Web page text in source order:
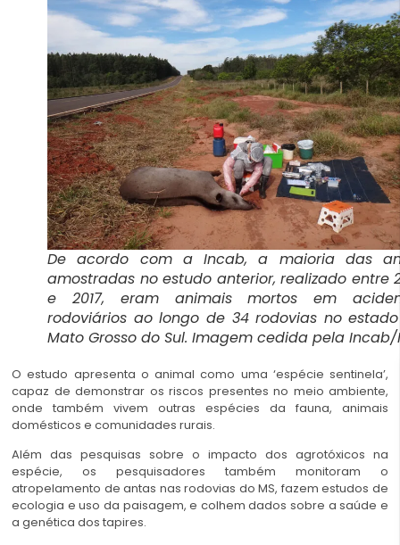
De acordo com a Incab, a maioria das
amostradas no estudo anterior, realizado entre
e 2017, eram animais mortos em
rodoviários ao longo de 34 rodovias no
Mato Grosso do Sul. Imagem cedida pela Incab/
O estudo apresenta o animal como uma ‘espécie sentinela’,
capaz de demonstrar os riscos presentes no meio ambiente,
onde também vivem outras espécies da fauna, animais
domésticos e comunidades rurais.
Além das pesquisas sobre o impacto dos agrotóxicos na
espécie, os pesquisadores também monitoram o
atropelamento de antas nas rodovias do MS, fazem estudos de
ecologia e uso da paisagem, e colhem dados sobre a saúde e
a genética dos tapires.